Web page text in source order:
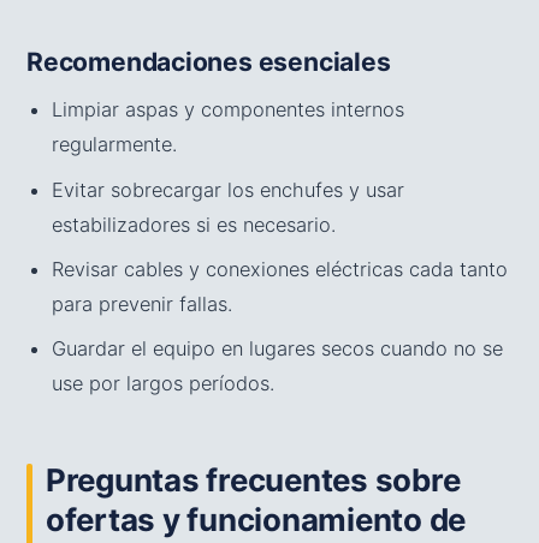
Recomendaciones esenciales
Limpiar aspas y componentes internos
regularmente.
Evitar sobrecargar los enchufes y usar
estabilizadores si es necesario.
Revisar cables y conexiones eléctricas cada tanto
para prevenir fallas.
Guardar el equipo en lugares secos cuando no se
use por largos períodos.
Preguntas frecuentes sobre
ofertas y funcionamiento de